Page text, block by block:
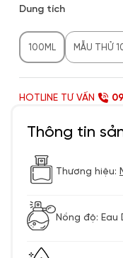
Dung tích
100ML MẪU THỬ
HOTLINE TƯ VẤN
Thông tin
Thương hiệu:
Nồng độ: Eau